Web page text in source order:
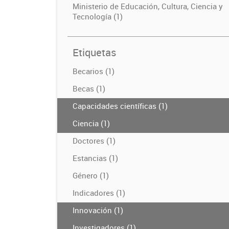
Ministerio de Educación, Cultura, Ciencia y
Tecnología (1)
Etiquetas
Becarios (1)
Becas (1)
Capacidades científicas (1)
Ciencia (1)
Doctores (1)
Estancias (1)
Género (1)
Indicadores (1)
Innovación (1)